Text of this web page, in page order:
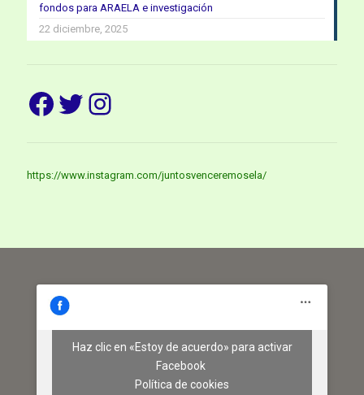
fondos para ARAELA e investigación
22 diciembre, 2025
Facebook
Twitter
Instagram
https://www.instagram.com/juntosvenceremosela/
Haz clic en «Estoy de acuerdo» para activar
Facebook
Política de cookies